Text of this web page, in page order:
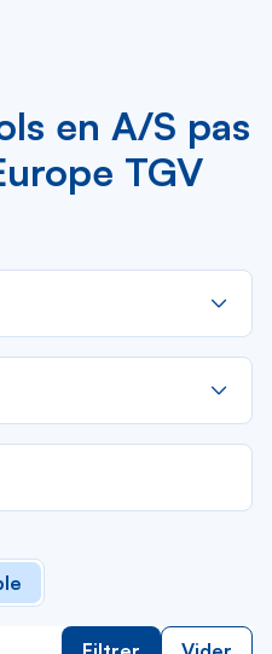
en A/S pas
TGV